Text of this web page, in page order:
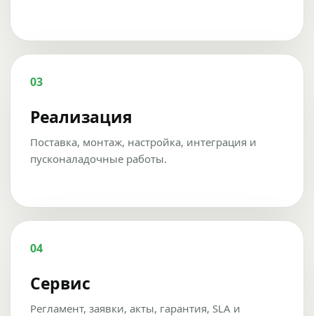
03
Реализация
Поставка, монтаж, настройка, интеграция и
пусконаладочные работы.
04
Сервис
Регламент, заявки, акты, гарантия, SLA и